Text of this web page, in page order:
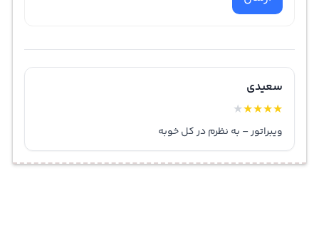
سعیدی
★
★
★
★
★
ویبراتور – به نظرم در کل خوبه